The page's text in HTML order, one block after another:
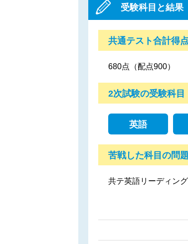
受験科目と結果
共通テスト合計得点
680点（配点900）
2次試験の受験科目
英語
苦戦した科目の問題
共テ英語リーディン